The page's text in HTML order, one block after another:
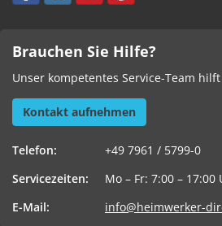
Brauchen Sie Hilfe?
Unser kompetentes Service-Team
Kontakt aufnehmen
Telefon:
+49 7961 / 5799-0
Servicezeiten:
Mo – Fr: 7:00 – 17:00
E-Mail:
info@heimwerker-